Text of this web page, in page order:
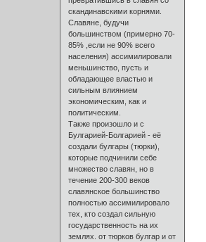
скандинавскими корнями.
Славяне, будучи
большинством (примерно 70-
85% ,если не 90% всего
населения) ассимилировали
меньшинство, пусть и
обладающее властью и
сильным влиянием
экономическим, как и
политическим.
Также произошло и с
Булгарией-Болгарией - её
создали булгары (тюрки),
которые подчинили себе
множество славян, но в
течение 200-300 веков
славянское большинство
полностью ассимилировало
тех, кто создал сильную
государственность на их
землях. от тюрков булгар и от